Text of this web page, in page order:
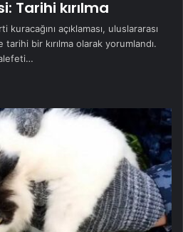
Tarihi kırılma
açıklaması, uluslararası
bir kırılma olarak yorumlandı.